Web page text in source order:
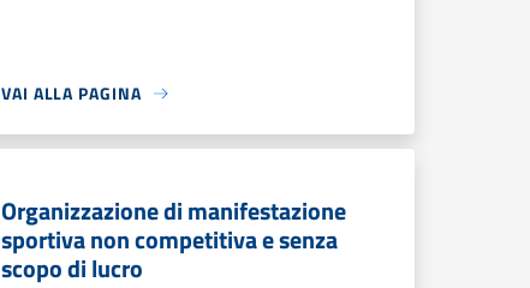
VAI ALLA PAGINA
Organizzazione di manifestazione
sportiva non competitiva e senza
scopo di lucro